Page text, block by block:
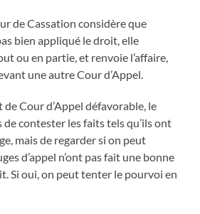
de Cassation considère que
bien appliqué le droit, elle
ou en partie, et renvoie l’affaire,
une autre Cour d’Appel.
de Cour d’Appel défavorable, le
de contester les faits tels qu’ils ont
mais de regarder si on peut
d’appel n’ont pas fait une bonne
Si oui, on peut tenter le pourvoi en